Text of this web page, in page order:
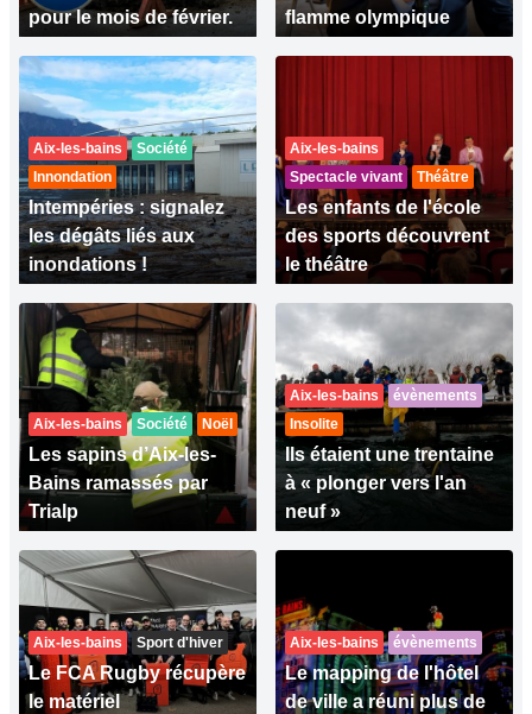
pour le mois de février.
flamme olympique
Aix-les-bains
Société
Innondation
Intempéries : signalez
les dégâts liés aux
inondations !
Aix-les-bains
Spectacle vivant
Théâtre
Les enfants de l'école
des sports découvrent
le théâtre
Aix-les-bains Société Noël
Les sapins d’Aix-les-
Bains ramassés par
Trialp
Aix-les-bains
évènements
Insolite
Ils étaient une trentaine
à « plonger vers l'an
neuf »
Aix-les-bains Sport d'hiver
Le FCA Rugby récupère
le matériel
Aix-les-bains évènements
Le mapping de l'hôtel
de ville a réuni plus de